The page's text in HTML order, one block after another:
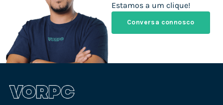
Estamos a um clique!
Conversa connosco